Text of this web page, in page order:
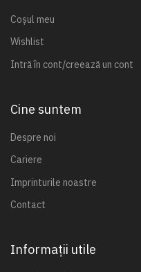
Coșul meu
Wishlist
Intră în cont/creează un cont
Cine suntem
Despre noi
Cariere
Imprinturile noastre
Contact
Informații utile